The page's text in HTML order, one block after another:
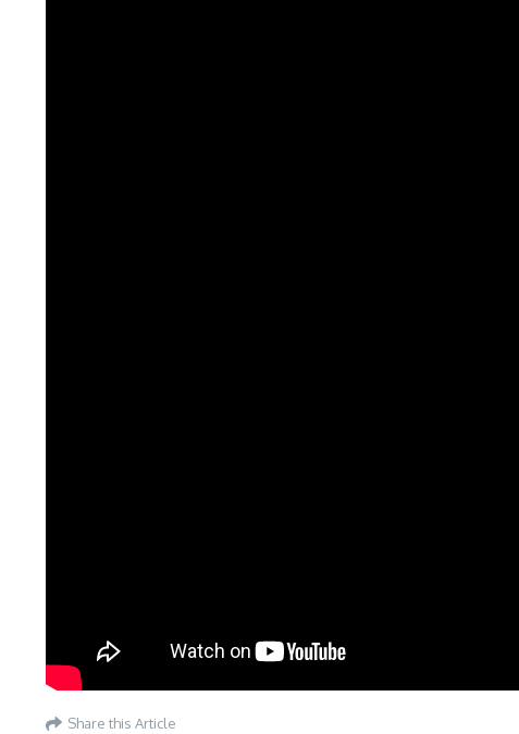
Share this Article